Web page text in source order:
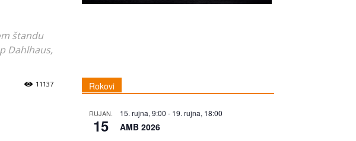
štandu
Dahlhaus,
11137 Rokovi
RUJAN.
15
15. rujna, 9:00 - 19. rujna, 18:00
AMB 2026